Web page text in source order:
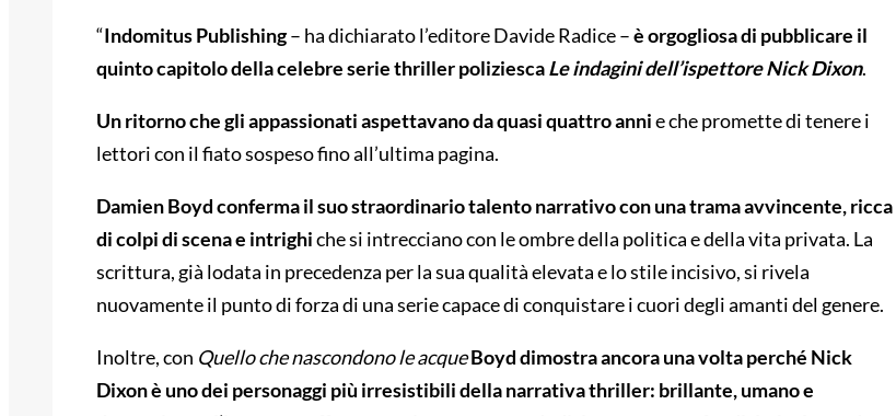
“Indomitus Publishing– ha dichiarato l’editore Davide Radice –è orgogliosa di pubblicare il
quinto capitolo della celebre serie thriller poliziescaLe indagini dell’ispettore Nick Dixon.
Un ritorno che gli appassionati aspettavano da quasi quattro annie che promette di tenere i
lettori con il fiato sospeso fino all’ultima pagina.
Damien Boyd conferma il suo straordinario talento narrativo con una trama avvincente, ricca
di colpi di scena e intrighiche si intrecciano con le ombre della politica e della vita privata. La
scrittura, già lodata in precedenza per la sua qualità elevata e lo stile incisivo, si rivela
nuovamente il punto di forza di una serie capace di conquistare i cuori degli amanti del genere.
Inoltre, con Quello che nascondono le acqueBoyd dimostra ancora una volta perché Nick
Dixon è uno dei personaggi più irresistibili della narrativa thriller: brillante, umano e